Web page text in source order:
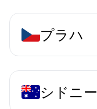
プラハ
シドニー